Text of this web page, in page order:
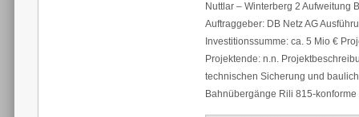
Nuttlar – Winterberg 2 Aufweitung
Auftraggeber: DB Netz AG
Investitionssumme: ca. 5 Mio €
Projektende: n.n.
technischen Sicherung und
Bahnübergänge Rili 815-